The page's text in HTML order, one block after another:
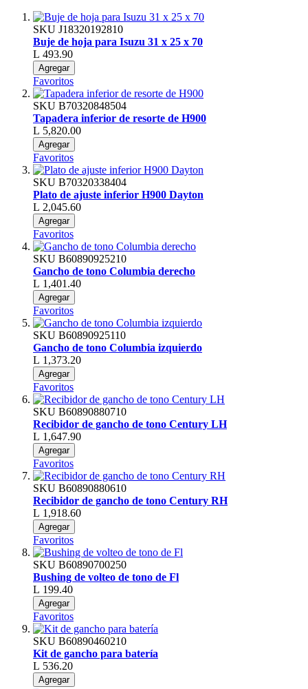
SKU J18320192810
Buje de hoja para Isuzu 31 x 25 x 70
L 493.90
Agregar
Favoritos
SKU B70320848504
Tapadera inferior de resorte de H900
L 5,820.00
Agregar
Favoritos
SKU B70320338404
Plato de ajuste inferior H900 Dayton
L 2,045.60
Agregar
Favoritos
SKU B60890925210
Gancho de tono Columbia derecho
L 1,401.40
Agregar
Favoritos
SKU B60890925110
Gancho de tono Columbia izquierdo
L 1,373.20
Agregar
Favoritos
SKU B60890880710
Recibidor de gancho de tono Century LH
L 1,647.90
Agregar
Favoritos
SKU B60890880610
Recibidor de gancho de tono Century RH
L 1,918.60
Agregar
Favoritos
SKU B60890700250
Bushing de volteo de tono de Fl
L 199.40
Agregar
Favoritos
SKU B60890460210
Kit de gancho para batería
L 536.20
Agregar